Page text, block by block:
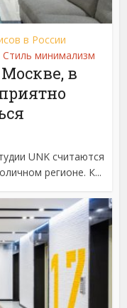
в России
Стиль минимализм
в
UNK считаются
регионе. К...